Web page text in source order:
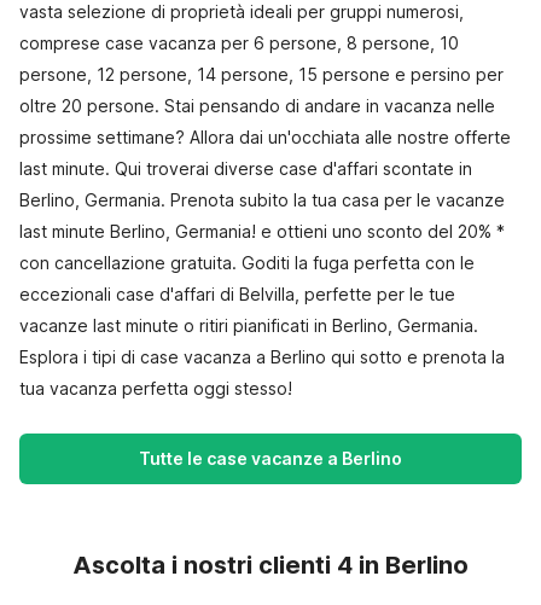
vasta selezione di proprietà ideali per gruppi numerosi,
comprese case vacanza per 6 persone, 8 persone, 10
persone, 12 persone, 14 persone, 15 persone e persino per
oltre 20 persone. Stai pensando di andare in vacanza nelle
prossime settimane? Allora dai un'occhiata alle nostre offerte
last minute. Qui troverai diverse case d'affari scontate in
Berlino, Germania. Prenota subito la tua casa per le vacanze
last minute Berlino, Germania! e ottieni uno sconto del 20% *
con cancellazione gratuita. Goditi la fuga perfetta con le
eccezionali case d'affari di Belvilla, perfette per le tue
vacanze last minute o ritiri pianificati in Berlino, Germania.
Esplora i tipi di case vacanza a Berlino qui sotto e prenota la
tua vacanza perfetta oggi stesso!
Tutte le case vacanze a Berlino
Ascolta i nostri clienti 4 in Berlino